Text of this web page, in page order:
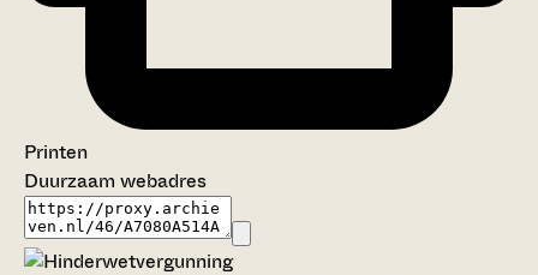
Printen
Duurzaam webadres